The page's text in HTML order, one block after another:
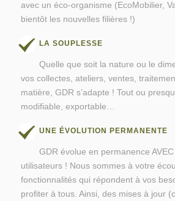
avec un éco-organisme (EcoMobilier,
bientôt les nouvelles filières !)
LA SOUPLESSE
Quelle que soit la nature ou le
vos collectes, ateliers, ventes,
matière, GDR s’adapte ! Tout ou
modifiable, exportable…
UNE ÉVOLUTION PERMANENTE
GDR évolue en permanence
utilisateurs ! Nous sommes à votre
fonctionnalités qui répondent à vos
profiter à tous. Ainsi, des mises à jour